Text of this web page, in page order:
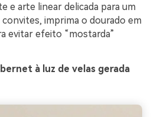
e arte linear delicada para um
convites, imprima o dourado em
evitar efeito “mostarda”
à luz de velas gerada